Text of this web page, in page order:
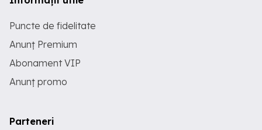
Puncte de fidelitate
Anunț Premium
Abonament VIP
Anunț promo
Parteneri